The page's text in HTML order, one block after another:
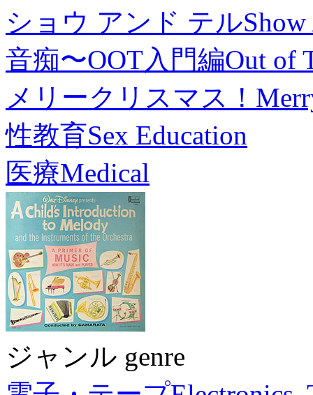
ショウ アンド テル
音痴〜OOT入門編Out of
メリークリスマス！
性教育Sex Education
医療Medical
ジャンル genre